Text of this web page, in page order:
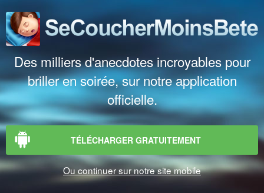
Des milliers d'anecdotes incroyables pour
briller en soirée, sur notre application
officielle.
TÉLÉCHARGER GRATUITEMENT
Ou continuer sur notre site mobile